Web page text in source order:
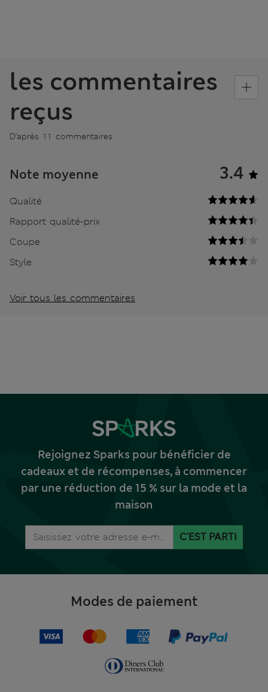
les commentaires
reçus
D’après 11 commentaires
Note moyenne 3.4
Qualité
Rapport qualité-prix
Coupe
Style
Voir tous les commentaires
Rejoignez Sparks pour bénéficier de
cadeaux et de récompenses, à commencer
par une réduction de 15 % sur la mode et la
maison
C'EST PARTI
Modes de paiement